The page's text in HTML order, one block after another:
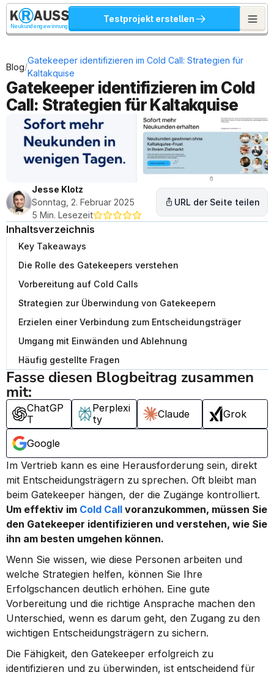
Neukundengewinnung
Testprojekt erstellen
Blog/
Gatekeeper identifizieren im Cold Call: Strategien für
Kaltakquise
Gatekeeper identifizieren im Cold
Call: Strategien für Kaltakquise
Jesse Klotz
Sonntag, 2. Februar 2025
5 Min. Lesezeit
URL der Seite teilen
Inhaltsverzeichnis
Key Takeaways
Die Rolle des Gatekeepers verstehen
Vorbereitung auf Cold Calls
Strategien zur Überwindung von Gatekeepern
Erzielen einer Verbindung zum Entscheidungsträger
Umgang mit Einwänden und Ablehnung
Häufig gestellte Fragen
Fasse diesen Blogbeitrag zusammen
mit:
ChatGP
T
Perplexi
ty
Claude Grok
Google
Im Vertrieb kann es eine Herausforderung sein, direkt
mit Entscheidungsträgern zu sprechen. Oft bleibt man
Um effektiv im Cold Call voranzukommen, müssen Sie
den Gatekeeper identifizieren und verstehen, wie Sie
ihn am besten umgehen können.
Wenn Sie wissen, wie diese Personen arbeiten und
welche Strategien helfen, können Sie Ihre
Erfolgschancen deutlich erhöhen. Eine gute
Vorbereitung und die richtige Ansprache machen den
Unterschied, wenn es darum geht, den Zugang zu den
wichtigen Entscheidungsträgern zu sichern.
Die Fähigkeit, den Gatekeeper erfolgreich zu
identifizieren und zu überwinden, ist entscheidend für